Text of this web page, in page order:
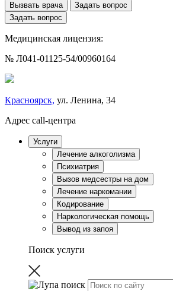
Вызвать врача
Задать вопрос
Задать вопрос
Медицинская лицензия:
№ Л041-01125-54/00960164
Красноярск, ул. Ленина, 34
Адрес call-центра
Услуги
Лечение алкоголизма
Психиатрия
Вызов медсестры на дом
Лечение наркомании
Кодирование
Наркологическая помощь
Вывод из запоя
Поиск услуги